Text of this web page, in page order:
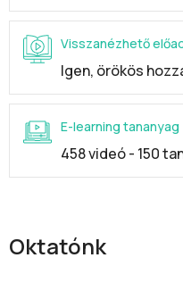
Visszanézhető
Igen, örökös
E-learning tananyag
458 videó - 150
Oktatónk